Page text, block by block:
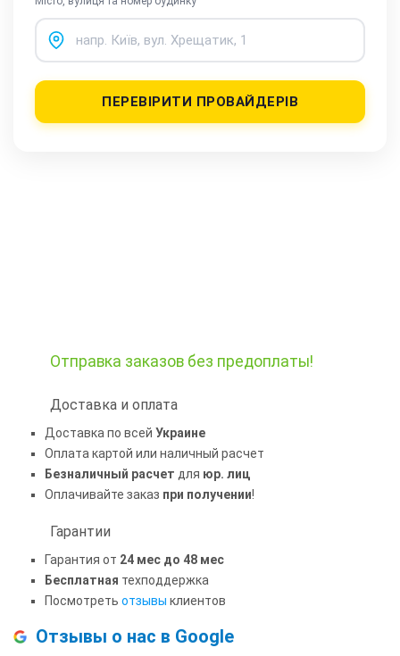
ПЕРЕВІРИТИ ПРОВАЙДЕРІВ
Отправка заказов без предоплаты!
Доставка и оплата
Доставка по всей Украине
Оплата картой или наличный расчет
Безналичный расчет для юр. лиц
Оплачивайте заказ при получении!
Гарантии
Гарантия от 24 мес до 48 мес
Бесплатная техподдержка
Посмотреть отзывы клиентов
Отзывы о нас в Google